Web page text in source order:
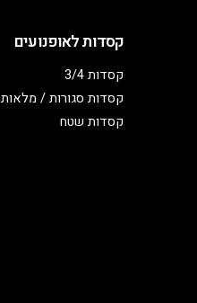
קסדות לאופנועים
קסדות 3/4
קסדות סגורות / מלאות
קסדות שטח